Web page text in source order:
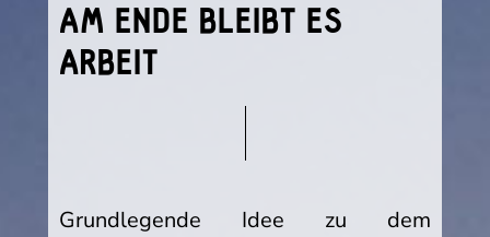
AM ENDE BLEIBT ES
ARBEIT
Grundlegende Idee zu dem